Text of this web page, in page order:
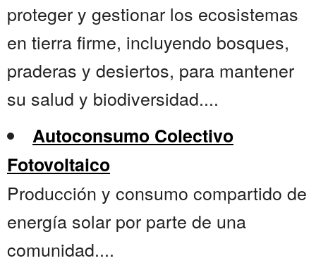
proteger y gestionar los ecosistemas
en tierra firme, incluyendo bosques,
praderas y desiertos, para mantener
su salud y biodiversidad....
Autoconsumo Colectivo
Fotovoltaico
Producción y consumo compartido de
energía solar por parte de una
comunidad....